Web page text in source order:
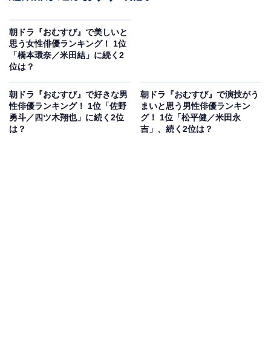
朝ドラ『おむすび』で美しいと
思う女性俳優ランキング！ 1位
「橋本環奈／米田結」に続く2
位は？
朝ドラ『おむすび』で好きな男
性俳優ランキング！ 1位「佐野
勇斗／四ツ木翔也」に続く2位
は？
朝ドラ『おむすび』で演技がう
まいと思う男性俳優ランキン
グ！ 1位「松平健／米田永
吉」、続く2位は？